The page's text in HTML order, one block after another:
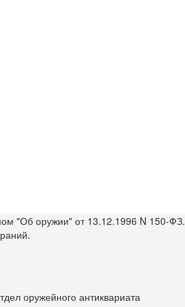
"Об оружии" от 13.12.1996 N 150-ФЗ.
оружейного антиквариата